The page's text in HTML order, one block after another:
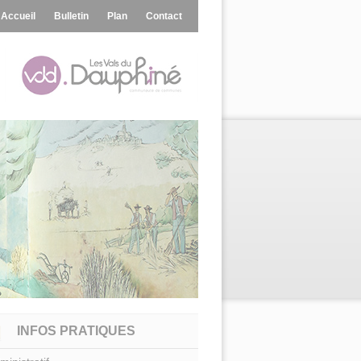
Accueil Bulletin Plan Contact
INFOS PRATIQUES